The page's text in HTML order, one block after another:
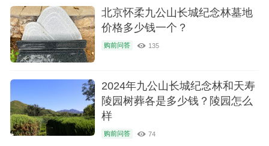
北京怀柔九公山长城纪念林墓地
价格多少钱一个？
购前问答 135
2024年九公山长城纪念林和天寿
陵园树葬各是多少钱？陵园怎么
样
购前问答 74